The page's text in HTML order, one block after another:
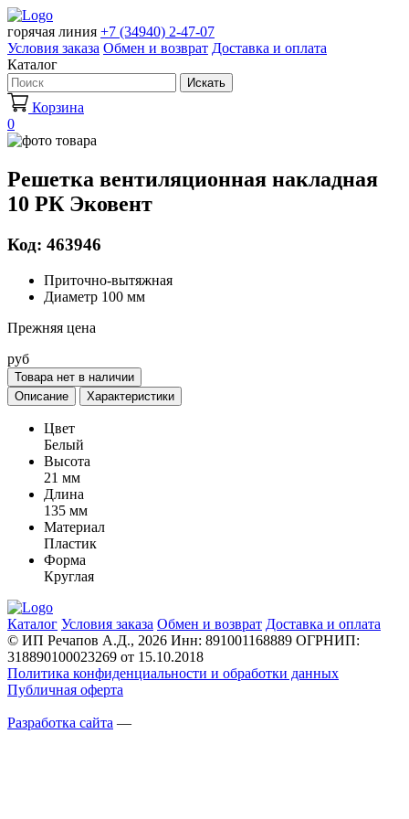
горячая линия +7 (34940) 2-47-07
Условия заказа Обмен и возврат Доставка и оплата
Каталог
Искать
Корзина
0
Решетка вентиляционная накладная
10 РК Эковент
Код: 463946
Приточно-вытяжная
Диаметр 100 мм
Прежняя цена
руб
Товара нет в наличии
Описание
Характеристики
Цвет
Белый
Высота
21 мм
Длина
135 мм
Материал
Пластик
Форма
Круглая
Каталог Условия заказа Обмен и возврат Доставка и оплата
© ИП Речапов А.Д., 2026 Инн: 891001168889 ОГРНИП:
318890100023269 от 15.10.2018
Политика конфиденциальности и обработки данных
Публичная оферта
Разработка сайта —